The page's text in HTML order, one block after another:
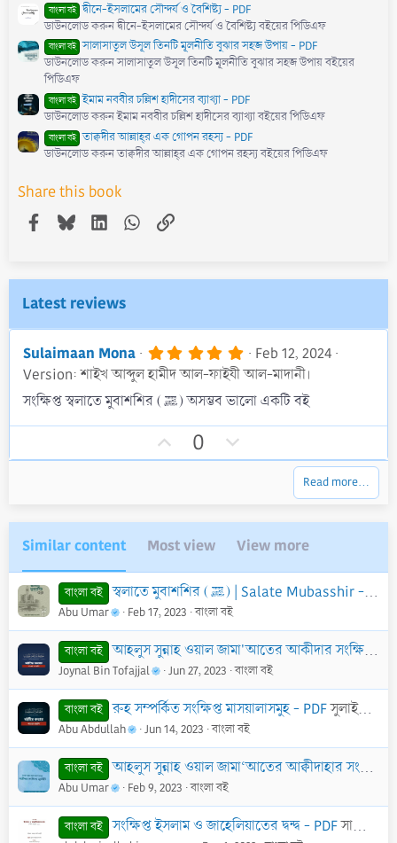
বাংলা বই দ্বীনে-ইসলামের সৌন্দর্য ও বৈশিষ্ট্য - PDF
ডাউনলোড করুন দ্বীনে-ইসলামের সৌন্দর্য ও বৈশিষ্ট্য বইয়ের পিডিএফ
বাংলা বই সালাসাতুল উসূল তিনটি মূলনীতি বুঝার সহজ উপায় - PDF
ডাউনলোড করুন সালাসাতুল উসূল তিনটি মূলনীতি বুঝার সহজ উপায় বইয়ের
পিডিএফ
বাংলা বই ইমাম নববীর চল্লিশ হাদীসের ব্যাখ্যা - PDF
ডাউনলোড করুন ইমাম নববীর চল্লিশ হাদীসের ব্যাখ্যা বইয়ের পিডিএফ
বাংলা বই তাক্বদীর আল্লাহ্‌র এক গোপন রহস্য - PDF
ডাউনলোড করুন তাক্বদীর আল্লাহ্‌র এক গোপন রহস্য বইয়ের পিডিএফ
Share this book
Facebook
BlueskyLinkedInWhatsApp
Link
Latest reviews
Sulaimaan Mona 5
.
0
0
s
t
(
Feb 12, 2024
Version: শাইখ আব্দুল হামীদ আল-ফাইযী আল-মাদানী।
সংক্ষিপ্ত স্বলাতে মুবাশশির (ﷺ) অসম্ভব ভালো একটি বই
p
t
e
0
o
v
o
t
e
Read more…
Similar content Most view View more
বাংলা বই স্বলাতে মুবাশশির (ﷺ) | Salate Mubasshir - PDF
Abu Umar Feb 17, 2023 বাংলা বই
বাংলা বই আহলুস সুন্নাহ ওয়াল জামা'আতের আকীদার সংক্ষিপ্ত মূলনীতি - PDF
Joynal Bin Tofajjal Jun 27, 2023 বাংলা বই
বাংলা বই রুহ সম্পর্কিত সংক্ষিপ্ত মাসয়ালাসমুহ - PDFসুলাইমান ইবনে সালিহ আল খারাশী
Abu Abdullah Jun 14, 2023 বাংলা বই
বাংলা বই আহলুস সুন্নাহ ওয়াল জামা‘আতের আক্বীদাহার সংক্ষিপ্ত মূলনীতি - PDF
Abu Umar Feb 9, 2023 বাংলা বই
বাংলা বই সংক্ষিপ্ত ইসলাম ও জাহেলিয়াতের দ্বন্দ্ব - PDFসায়্যেদ মাহমূদ শুকরী আলূসী